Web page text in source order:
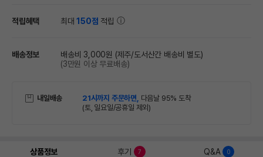
적립혜택 최대150점 적립
배송정보 배송비 3,000원 (제주/도서산간 배송비 별도)
(3만원 이상 무료배송)
내일배송 21시까지 주문하면, 다음날 95% 도착
(토, 일요일/공휴일 제외)
상품정보 후기 7 Q&A 0